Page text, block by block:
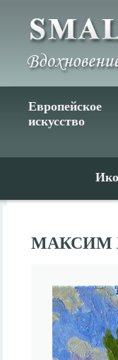
Европейское
искусство
МАКСИМ